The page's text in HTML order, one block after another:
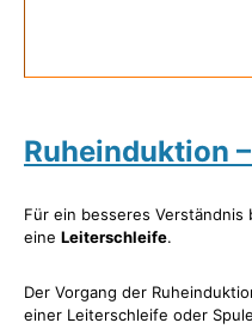
Ruheinduktion
Für ein besseres
eine Leiterschleife.
Der Vorgang der
einer Leiterschleife oder